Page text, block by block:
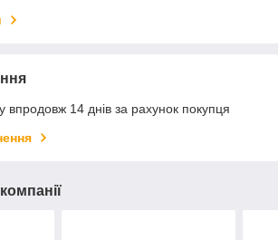
впродовж 14 днів за рахунок покупця